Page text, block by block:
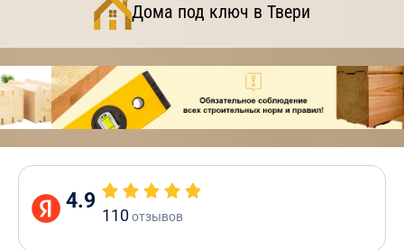
Дома под ключ в Твери
4.9
110отзывов